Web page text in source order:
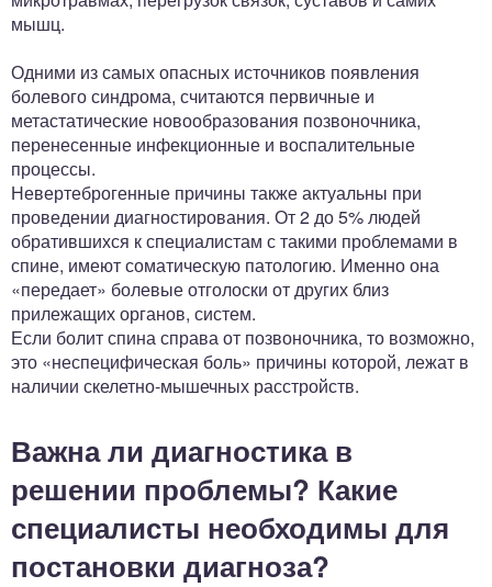
мышц.
Одними из самых опасных источников появления
болевого синдрома, считаются первичные и
метастатические новообразования позвоночника,
перенесенные инфекционные и воспалительные
процессы.
Невертеброгенные причины также актуальны при
проведении диагностирования. От 2 до 5% людей
обратившихся к специалистам с такими проблемами в
спине, имеют соматическую патологию. Именно она
«передает» болевые отголоски от других близ
прилежащих органов, систем.
Если болит спина справа от позвоночника, то возможно,
это «неспецифическая боль» причины которой, лежат в
наличии скелетно-мышечных расстройств.
Важна ли диагностика в
решении проблемы? Какие
специалисты необходимы для
постановки диагноза?